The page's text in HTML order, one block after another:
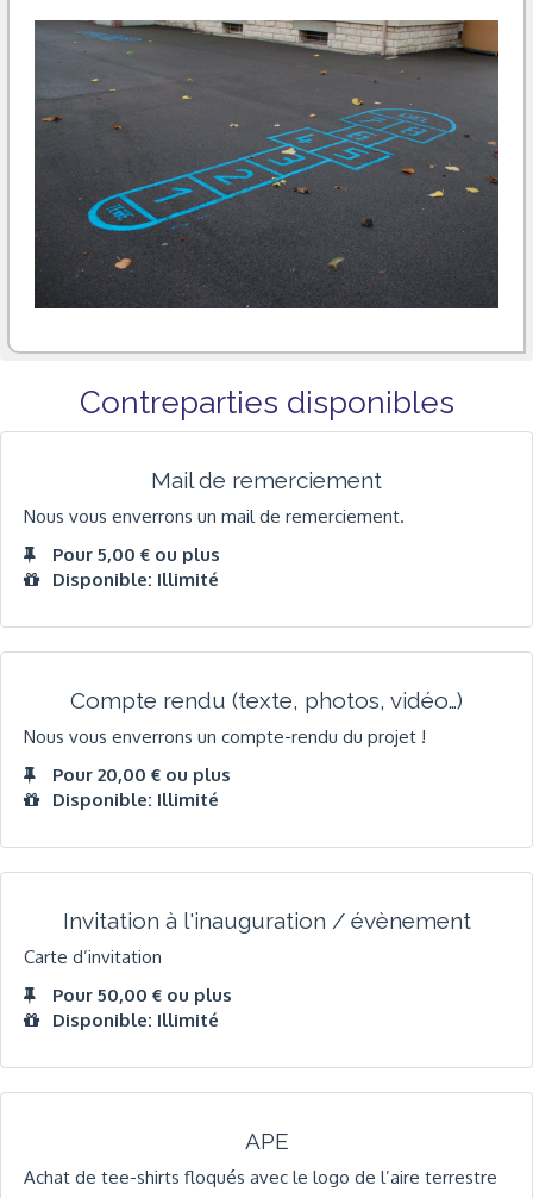
Contreparties disponibles
Mail de remerciement
Nous vous enverrons un mail de remerciement.
Pour 5,00 € ou plus
Disponible: Illimité
Compte rendu (texte, photos, vidéo…)
Nous vous enverrons un compte-rendu du projet !
Pour 20,00 € ou plus
Disponible: Illimité
Invitation à l'inauguration / évènement
Carte d’invitation
Pour 50,00 € ou plus
Disponible: Illimité
APE
Achat de tee-shirts floqués avec le logo de l’aire terrestre